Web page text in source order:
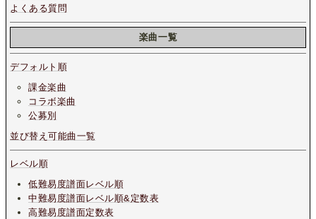
よくある質問
楽曲一覧
デフォルト順
課金楽曲
コラボ楽曲
公募別
並び替え可能曲一覧
レベル順
低難易度譜面レベル順
中難易度譜面レベル順&定数表
高難易度譜面定数表